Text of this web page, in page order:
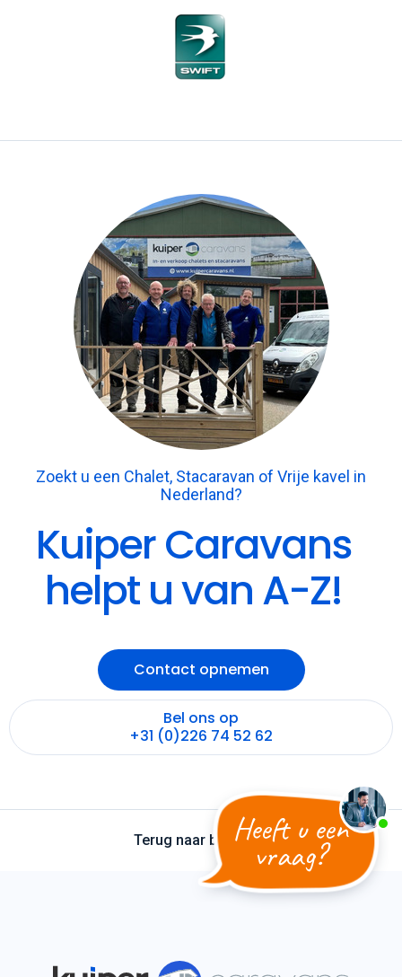
Heeft u een
vraag?
Zoekt u een Chalet, Stacaravan of Vrije kavel in
Nederland?
Kuiper Caravans
helpt u van A-Z!
Contact opnemen
Bel ons op
+31 (0)226 74 52 62
Terug naar boven